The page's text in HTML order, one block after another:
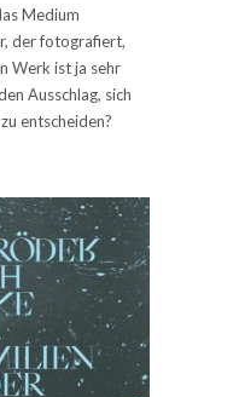
Medium
der fotografiert,
Werk ist ja sehr
Ausschlag, sich
entscheiden?